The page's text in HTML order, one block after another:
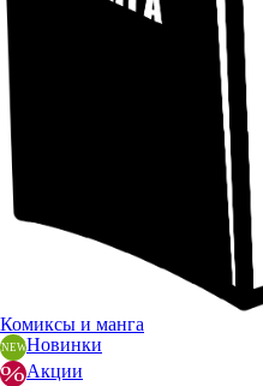
Комиксы и манга
Новинки
Акции